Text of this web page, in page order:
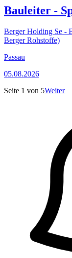
Bauleiter -
Berger Holding Se -
Berger Rohstoffe)
Passau
05.08.2026
Seite 1 von 5Weiter